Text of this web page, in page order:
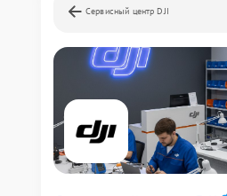
Сервисный центр DJI